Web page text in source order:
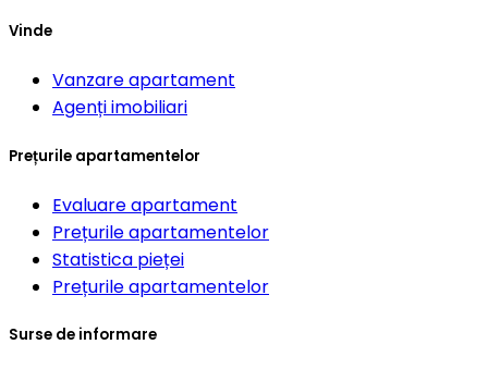
Vinde
Vanzare apartament
Agenți imobiliari
Prețurile apartamentelor
Evaluare apartament
Prețurile apartamentelor
Statistica pieței
Prețurile apartamentelor
Surse de informare